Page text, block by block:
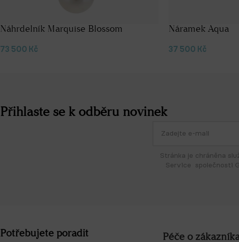
Náhrdelník Marquise Blossom
73 500 Kč
Náramek Aqua
37 500 Kč
Přihlaste se k odběru novinek
Stránka je chráněna
Service společnosti
Potřebujete poradit Péče o